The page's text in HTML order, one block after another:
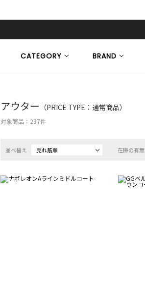
CATEGORY BRAND
アウター （PRICE TYPE：通常商品）
対象商品： 237件
並べ替え 売れ筋順 在庫の有無